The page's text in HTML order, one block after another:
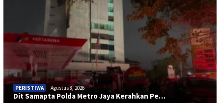
PERISTIWA Agustus 8, 2026
Dit Samapta Polda Metro Jaya Kerahkan Pe…